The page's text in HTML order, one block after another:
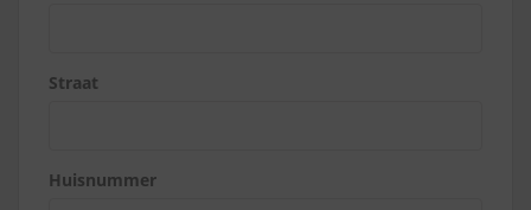
Straat
Huisnummer